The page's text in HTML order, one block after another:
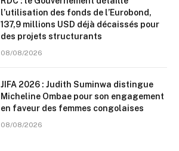
l’utilisation des fonds de l’Eurobond,
137,9 millions USD déjà décaissés pour
des projets structurants
08/08/2026
JIFA 2026 : Judith Suminwa distingue
Micheline Ombae pour son engagement
en faveur des femmes congolaises
08/08/2026